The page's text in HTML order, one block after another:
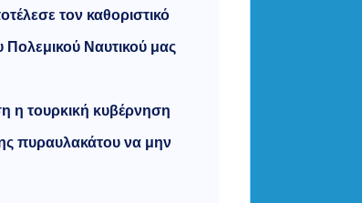
τον καθοριστικό
Ναυτικού μας
η τουρκική κυβέρνηση
πυραυλακάτου να μην